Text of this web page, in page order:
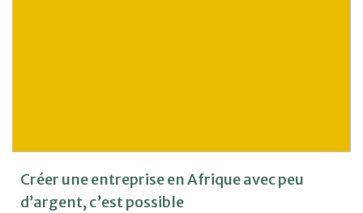
Créer une entreprise en Afrique avec peu
d’argent, c’est possible